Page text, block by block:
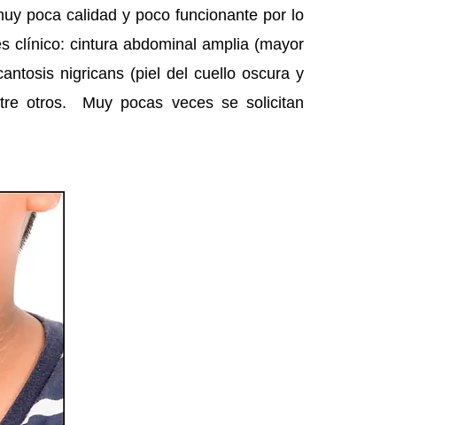
poca calidad y poco funcionante por lo
clínico: cintura abdominal amplia (mayor
nigricans (piel del cuello oscura y
otros. Muy pocas veces se solicitan